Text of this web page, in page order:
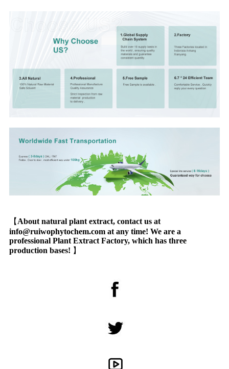
【 About natural plant extract, contact us at
info@ruiwophytochem.com at any time! We are a
professional Plant Extract Factory, which has three
production bases! 】